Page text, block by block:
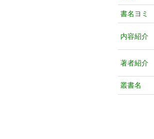
書名ヨミ
内容紹介
著者紹介
叢書名